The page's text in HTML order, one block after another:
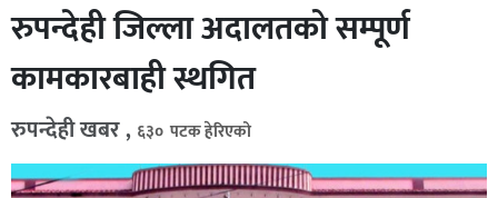
रुपन्देही जिल्ला अदालतको सम्पूर्ण
कामकारबाही स्थगित
रुपन्देही खबर , ६३० पटक हेरिएको